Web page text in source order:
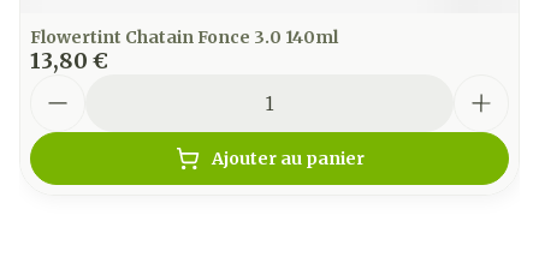
Flowertint Chatain Fonce 3.0 140ml
13,80 €
Ajouter au panier